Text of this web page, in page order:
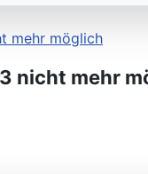
mehr möglich
nicht mehr